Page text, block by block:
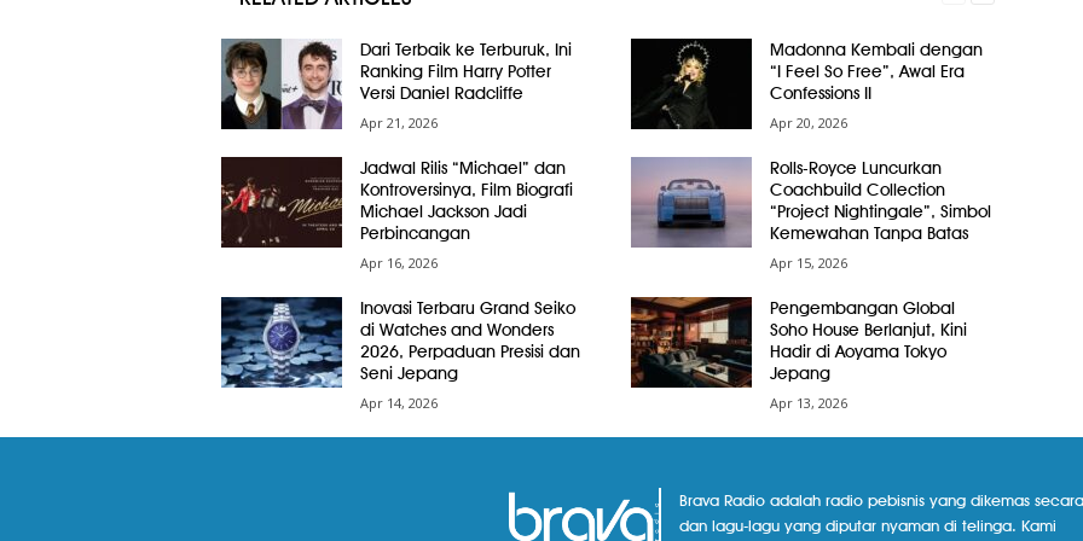
Dari Terbaik ke Terburuk, Ini
Ranking Film Harry Potter
Versi Daniel Radcliffe
Apr 21, 2026
Madonna Kembali dengan
“I Feel So Free”, Awal Era
Confessions II
Apr 20, 2026
Jadwal Rilis “Michael” dan
Kontroversinya, Film Biografi
Michael Jackson Jadi
Perbincangan
Apr 16, 2026
Rolls-Royce Luncurkan
Coachbuild Collection
“Project Nightingale”, Simbol
Kemewahan Tanpa Batas
Apr 15, 2026
Inovasi Terbaru Grand Seiko
di Watches and Wonders
2026, Perpaduan Presisi dan
Seni Jepang
Apr 14, 2026
Pengembangan Global
Soho House Berlanjut, Kini
Hadir di Aoyama Tokyo
Jepang
Apr 13, 2026
Brava Radio adalah radio pebisnis yang dikemas
dan lagu-lagu yang diputar nyaman di telinga. Kami